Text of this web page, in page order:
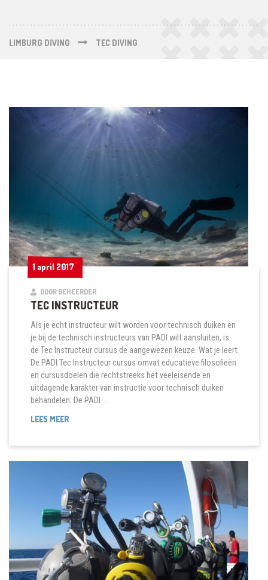
LIMBURG DIVING TEC DIVING
1 april 2017
1 april 2017
DOOR BEHEERDER
TEC INSTRUCTEUR
Als je echt instructeur wilt worden voor technisch duiken en
je bij de technisch instructeurs van PADI wilt aansluiten, is
de Tec Instructeur cursus de aangewezen keuze. Wat je leert
De PADI Tec Instructeur cursus omvat educatieve filosofieën
en cursusdoelen die rechtstreeks het veeleisende en
uitdagende karakter van instructie voor technisch duiken
behandelen. De PADI …
LEES MEERTEC